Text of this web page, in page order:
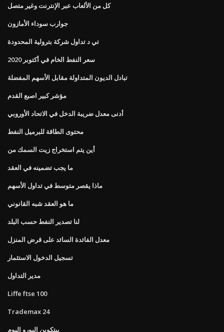
كل من الألعاب عبر الإنترنت وغير متصل
جوارب سوداء الأمازون
تي د تداول شركة بترولية المحدودة
سعر النفط الخام في أكتوبر 2020
تبادل الديون المتداولة مقابل الأسهم المفضلة
مؤشر كبير اصبع القدم
أدنى معدل ضريبة الدخل في الاتحاد الأوروبي
محتوى الطاقة للبرميل النفط
أين يتم استخراج زيت السمك من
ما يجب تضمينه في العقد
ماذا يقصر متوسط ​​في تداول الأسهم
ما هو العقد شبه القانوني
لنا تصدير النفط حسب البلد
معدل الفائدة السائد على قرض المنزل
تسجيل الدخول الاستثمار
مدير التداول
Liffe ftse 100
Trademax 24
بيتكوين اليورو اليوم